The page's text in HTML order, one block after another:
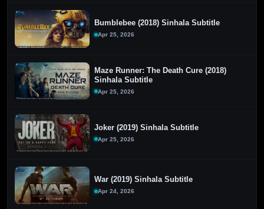
Bumblebee (2018) Sinhala Subtitle
Apr 25, 2026
Maze Runner: The Death Cure (2018)
Sinhala Subtitle
Apr 25, 2026
Joker (2019) Sinhala Subtitle
Apr 25, 2026
War (2019) Sinhala Subtitle
Apr 24, 2026